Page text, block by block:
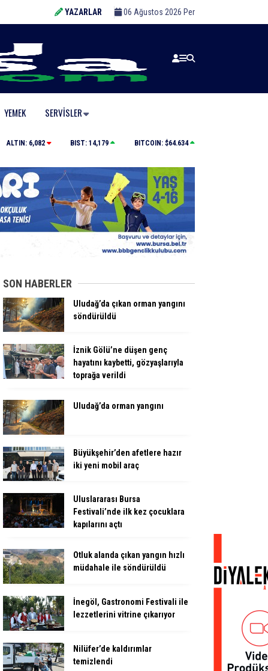
YAZARLAR 06 Ağustos 2026 Per
YEMEK SERVISLER
Büyükşehir’den afetlere hazır iki yeni mobil araç
ALTIN: 6,082 BIST: 14,179 BITCOIN: $64.634
SON HABERLER
Uludağ’da çıkan orman yangını
söndürüldü
İznik Gölü’ne düşen genç
hayatını kaybetti, gözyaşlarıyla
toprağa verildi
Uludağ’da orman yangını
Büyükşehir’den afetlere hazır
iki yeni mobil araç
Uluslararası Bursa
Festivali’nde ilk kez çocuklara
kapılarını açtı
Otluk alanda çıkan yangın hızlı
müdahale ile söndürüldü
İnegöl, Gastronomi Festivali ile
lezzetlerini vitrine çıkarıyor
Nilüfer’de kaldırımlar
temizlendi